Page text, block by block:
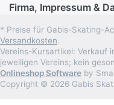
Firma, Impressum &
* Preise für Gabis-Skating-
Versandkosten.
Vereins-Kursartikel: Verkauf
jeweiligen Vereins; kein
Onlineshop Software by
Copyright © 2026 Gabis